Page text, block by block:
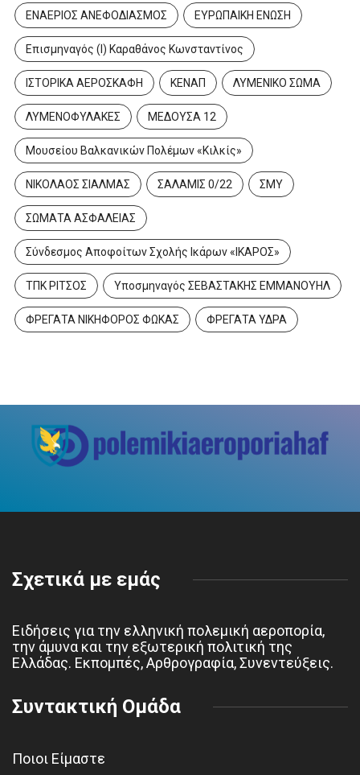
ΕΝΑΕΡΙΟΣ ΑΝΕΦΟΔΙΑΣΜΟΣ ΕΥΡΩΠΑΙΚΗ ΕΝΩΣΗ
Επισμηναγός (Ι) Καραθάνος Κωνσταντίνος
ΙΣΤΟΡΙΚΑ ΑΕΡΟΣΚΑΦΗ ΚΕΝΑΠ ΛΥΜΕΝΙΚΟ ΣΩΜΑ
ΛΥΜΕΝΟΦΥΛΑΚΕΣ ΜΕΔΟΥΣΑ 12
Μουσείου Βαλκανικών Πολέμων «Κιλκίς»
ΝΙΚΟΛΑΟΣ ΣΙΑΛΜΑΣ ΣΑΛΑΜΙΣ 0/22 ΣΜΥ
ΣΩΜΑΤΑ ΑΣΦΑΛΕΙΑΣ
Σύνδεσμος Αποφοίτων Σχολής Ικάρων «ΙΚΑΡΟΣ»
ΤΠΚ ΡΙΤΣΟΣ Υποσμηναγός ΣΕΒΑΣΤΑΚΗΣ ΕΜΜΑΝΟΥΗΛ
ΦΡΕΓΑΤΑ ΝΙΚΗΦΟΡΟΣ ΦΩΚΑΣ ΦΡΕΓΑΤΑ ΥΔΡΑ
Σχετικά με εμάς
Ειδήσεις για την ελληνική πολεμική αεροπορία,
την άμυνα και την εξωτερική πολιτική της
Ελλάδας. Εκπομπές, Αρθρογραφία, Συνεντεύξεις.
Συντακτική Ομάδα
Ποιοι Είμαστε